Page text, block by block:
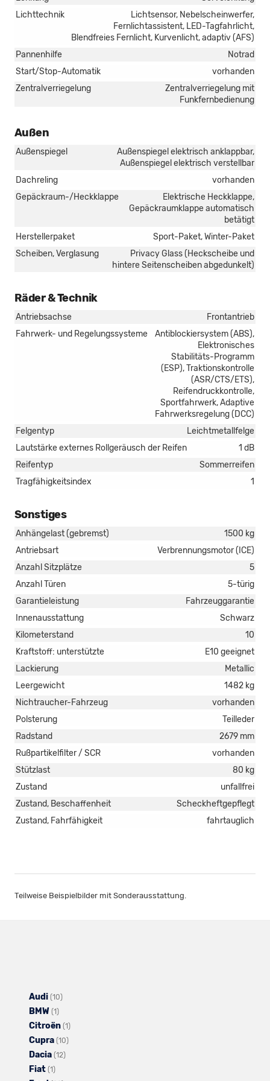
Lichttechnik
Lichtsensor, Nebelscheinwerfer,
Fernlichtassistent, LED-Tagfahrlicht,
Blendfreies Fernlicht, Kurvenlicht, adaptiv (AFS)
Pannenhilfe
Notrad
Start/Stop-Automatik
vorhanden
Zentralverriegelung
Zentralverriegelung mit
Funkfernbedienung
Außen
Außenspiegel
Außenspiegel elektrisch anklappbar,
Außenspiegel elektrisch verstellbar
Dachreling
vorhanden
Gepäckraum-/Heckklappe
Elektrische Heckklappe,
Gepäckraumklappe automatisch
betätigt
Herstellerpaket
Sport-Paket, Winter-Paket
Scheiben, Verglasung
Privacy Glass (Heckscheibe und
hintere Seitenscheiben abgedunkelt)
Räder & Technik
Antriebsachse
Frontantrieb
Fahrwerk- und Regelungssysteme
Antiblockiersystem (ABS),
Elektronisches
Stabilitäts-Programm
(ESP), Traktionskontrolle
(ASR/CTS/ETS),
Reifendruckkontrolle,
Sportfahrwerk, Adaptive
Fahrwerksregelung (DCC)
Felgentyp
Leichtmetallfelge
Lautstärke externes Rollgeräusch der Reifen
1 dB
Reifentyp
Sommerreifen
Tragfähigkeitsindex
1
Sonstiges
Anhängelast (gebremst)
1500 kg
Antriebsart
Verbrennungsmotor (ICE)
Anzahl Sitzplätze
5
Anzahl Türen
5-türig
Garantieleistung
Fahrzeuggarantie
Innenausstattung
Schwarz
Kilometerstand
10
Kraftstoff: unterstützte
E10 geeignet
Lackierung
Metallic
Leergewicht
1482 kg
Nichtraucher-Fahrzeug
vorhanden
Polsterung
Teilleder
Radstand
2679 mm
Rußpartikelfilter / SCR
vorhanden
Stützlast
80 kg
Zustand
unfallfrei
Zustand, Beschaffenheit
Scheckheftgepflegt
Zustand, Fahrfähigkeit
fahrtauglich
Teilweise Beispielbilder mit Sonderausstattung.
Audi (10)
von
Audi
anzeigen
BMW (1)
Fahrzeuge
von
BMW
Citroën (1)
Cupra (10)
Dacia (12)
Fiat (1)